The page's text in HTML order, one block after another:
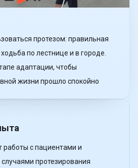
протезом: правильная
по лестнице и в городе.
адаптации, чтобы
жизни прошло спокойно
работы с пациентами и
протезирования